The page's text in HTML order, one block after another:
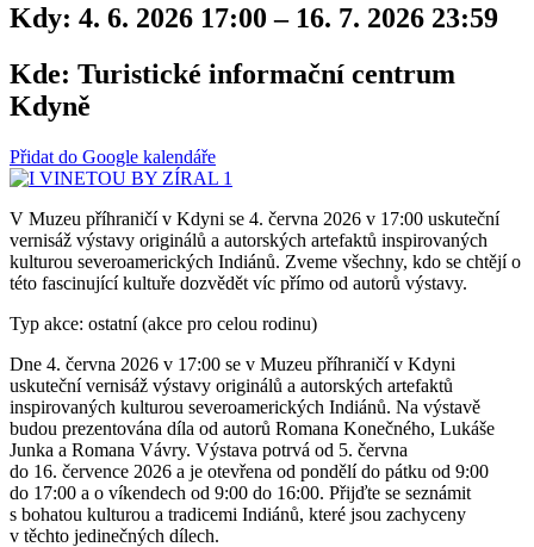
Kdy: 4. 6. 2026 17:00 – 16. 7. 2026 23:59
Kde: Turistické informační centrum
Kdyně
Přidat do Google kalendáře
V Muzeu příhraničí v Kdyni se 4. června 2026 v 17:00 uskuteční
vernisáž výstavy originálů a autorských artefaktů inspirovaných
kulturou severoamerických Indiánů. Zveme všechny, kdo se chtějí o
této fascinující kultuře dozvědět víc přímo od autorů výstavy.
Typ akce: ostatní (akce pro celou rodinu)
Dne 4. června 2026 v 17:00 se v Muzeu příhraničí v Kdyni
uskuteční vernisáž výstavy originálů a autorských artefaktů
inspirovaných kulturou severoamerických Indiánů. Na výstavě
budou prezentována díla od autorů Romana Konečného, Lukáše
Junka a Romana Vávry. Výstava potrvá od 5. června
do 16. července 2026 a je otevřena od pondělí do pátku od 9:00
do 17:00 a o víkendech od 9:00 do 16:00. Přijďte se seznámit
s bohatou kulturou a tradicemi Indiánů, které jsou zachyceny
v těchto jedinečných dílech.